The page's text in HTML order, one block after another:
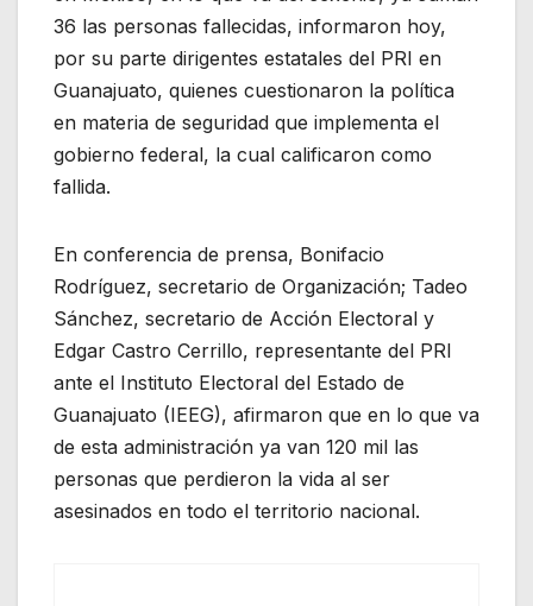
36 las personas fallecidas, informaron hoy,
por su parte dirigentes estatales del PRI en
Guanajuato, quienes cuestionaron la política
en materia de seguridad que implementa el
gobierno federal, la cual calificaron como
fallida.
En conferencia de prensa, Bonifacio
Rodríguez, secretario de Organización; Tadeo
Sánchez, secretario de Acción Electoral y
Edgar Castro Cerrillo, representante del PRI
ante el Instituto Electoral del Estado de
Guanajuato (IEEG), afirmaron que en lo que va
de esta administración ya van 120 mil las
personas que perdieron la vida al ser
asesinados en todo el territorio nacional.